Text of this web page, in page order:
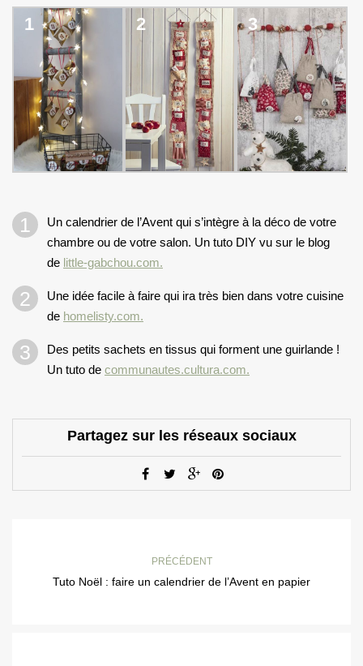
1 2 3
Un calendrier de l’Avent qui s’intègre à la déco de votre
chambre ou de votre salon. Un tuto DIY vu sur le blog
de little-gabchou.com.
Une idée facile à faire qui ira très bien dans votre cuisine
de homelisty.com.
Des petits sachets en tissus qui forment une guirlande !
Un tuto de communautes.cultura.com.
Partagez sur les réseaux sociaux
PRÉCÉDENT
Tuto Noël : faire un calendrier de l’Avent en papier